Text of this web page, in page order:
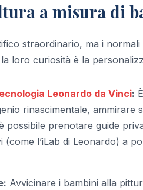
a misura di
straordinario, ma i
loro curiosità è la
Leonardo da Vinci:
rinascimentale, ammirare
possibile prenotare guide
l’iLab di Leonardo) a
Avvicinare i bambini alla